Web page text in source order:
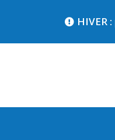
HIVER : pensez